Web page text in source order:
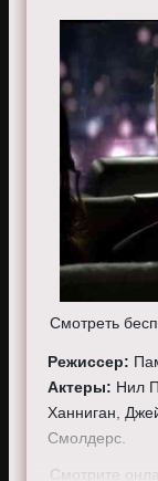
Смотреть
Режиссер:
Актеры: Нил
Ханниган,
Смолдерс.
Смотрите